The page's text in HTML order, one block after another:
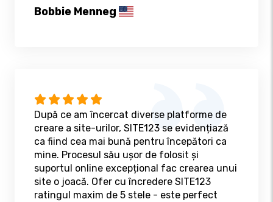
Bobbie Menneg
După ce am încercat diverse platforme de
creare a site-urilor, SITE123 se evidențiază
ca fiind cea mai bună pentru începători ca
mine. Procesul său ușor de folosit și
suportul online excepțional fac crearea unui
site o joacă. Ofer cu încredere SITE123
ratingul maxim de 5 stele - este perfect